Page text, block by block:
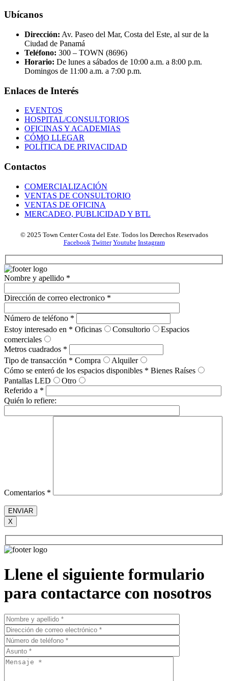
Ubícanos
Dirección: Av. Paseo del Mar, Costa del Este, al sur de la
Ciudad de Panamá
Teléfono: 300 – TOWN (8696)
Horario: De lunes a sábados de 10:00 a.m. a 8:00 p.m.
Domingos de 11:00 a.m. a 7:00 p.m.
Enlaces de Interés
EVENTOS
HOSPITAL/CONSULTORIOS
OFICINAS Y ACADEMIAS
CÓMO LLEGAR
POLÍTICA DE PRIVACIDAD
Contactos
COMERCIALIZACIÓN
VENTAS DE CONSULTORIO
VENTAS DE OFICINA
MERCADEO, PUBLICIDAD Y BTL
© 2025 Town Center Costa del Este. Todos los Derechos Reservados
Facebook Twitter Youtube Instagram
Nombre y apellido *
Dirección de correo electronico *
Número de teléfono *
Estoy interesado en * Oficinas Consultorio
Espacios
comerciales
Metros cuadrados *
Tipo de transacción * Compra
Alquiler
Cómo se enteró de los espacios disponibles * Bienes Raíses
Pantallas LED
Otro
Referido a *
Quién lo refiere:
Comentarios *
X
Llene el siguiente formulario
para contactarce con nosotros